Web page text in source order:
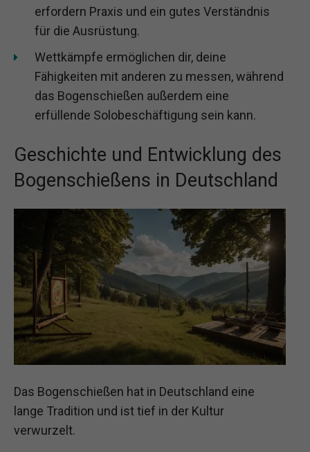
erfordern Praxis und ein gutes Verständnis
für die Ausrüstung.
Wettkämpfe ermöglichen dir, deine
Fähigkeiten mit anderen zu messen, während
das Bogenschießen außerdem eine
erfüllende Solobeschäftigung sein kann.
Geschichte und Entwicklung des
Bogenschießens in Deutschland
Das Bogenschießen hat in Deutschland eine
lange Tradition und ist tief in der Kultur
verwurzelt.